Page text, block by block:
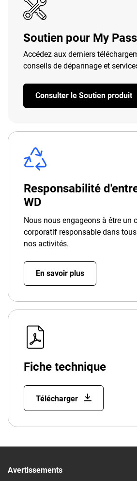
Soutien pour My
Accédez aux derniers
conseils de dépannage et
Consulter le Soutien produit
Responsabilité
WD
Nous nous engageons à être un
corporatif responsable dans
nos activités.
En savoir plus
Fiche technique
Télécharger
Avertissements